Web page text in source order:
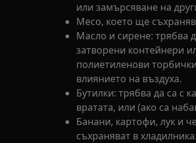
или замърсяване на
Месо, което ще
Масло и сирене: трябва
затворени контейнери
полиетиленови
влиянието на въздуха.
Бутилки: трябва да са с
вратата, или (ако са
Банани, картофи, лук и
съхраняват в хладилника.